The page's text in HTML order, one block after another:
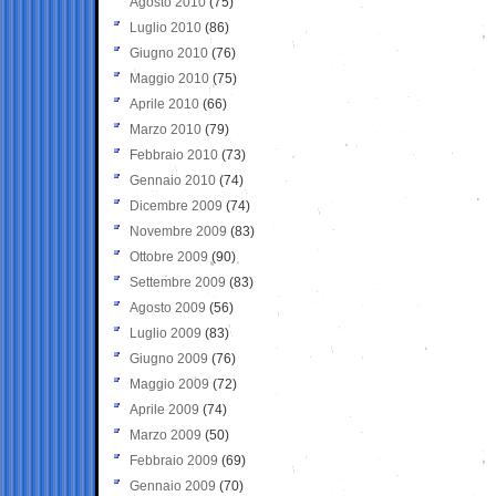
Luglio 2010 (86)
Giugno 2010 (76)
Maggio 2010 (75)
Aprile 2010 (66)
Marzo 2010 (79)
Febbraio 2010 (73)
Gennaio 2010 (74)
Dicembre 2009 (74)
Novembre 2009 (83)
Ottobre 2009 (90)
Settembre 2009 (83)
Agosto 2009 (56)
Luglio 2009 (83)
Giugno 2009 (76)
Maggio 2009 (72)
Aprile 2009 (74)
Marzo 2009 (50)
Febbraio 2009 (69)
Gennaio 2009 (70)